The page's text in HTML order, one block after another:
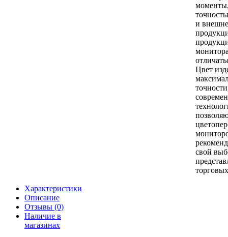
и
Цвет
свой
Характеристики
Описание
Отзывы (0)
Наличие в
магазинах